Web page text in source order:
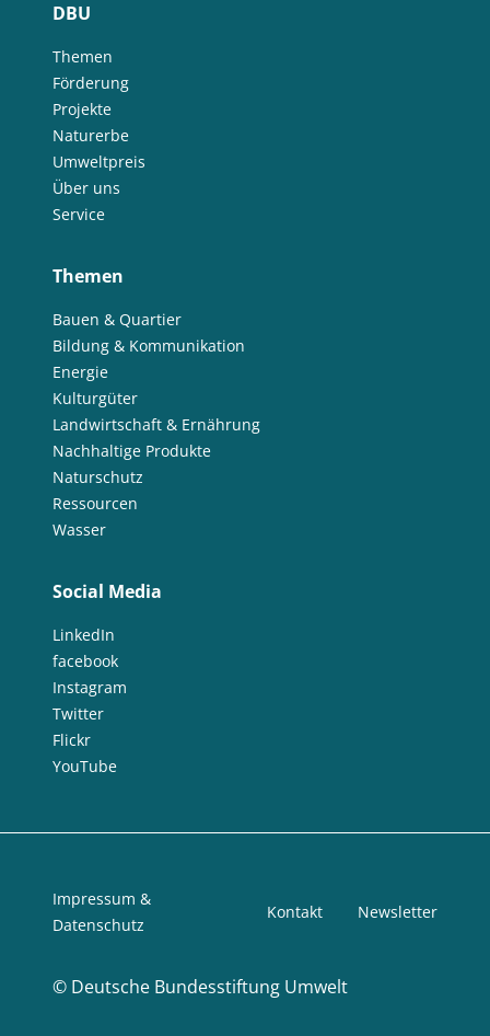
DBU
Themen
Förderung
Projekte
Naturerbe
Umweltpreis
Über uns
Service
Themen
Bauen & Quartier
Bildung & Kommunikation
Energie
Kulturgüter
Landwirtschaft & Ernährung
Nachhaltige Produkte
Naturschutz
Ressourcen
Wasser
Social Media
LinkedIn
facebook
Instagram
Twitter
Flickr
YouTube
© Deutsche Bundesstiftung Umwelt
Impressum &
Datenschutz
Kontakt Newsletter